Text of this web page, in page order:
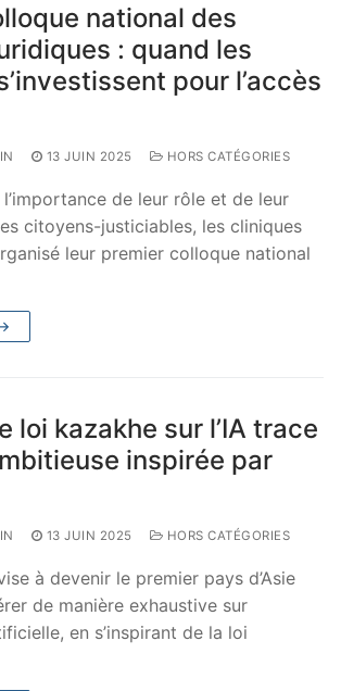
national des
: quand les
pour l’accès
13 JUIN 2025 HORS CATÉGORIES
de leur rôle et de leur
citoyens-justiciables, les cliniques
leur premier colloque national
loi kazakhe sur l’IA trace
inspirée par
13 JUIN 2025 HORS CATÉGORIES
à devenir le premier pays d’Asie
de manière exhaustive sur
en s’inspirant de la loi